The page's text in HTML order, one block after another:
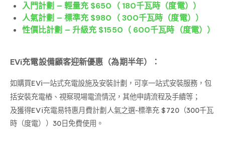
入門計劃 – 輕量充 $650（ 180千瓦時（度電））
人氣計劃 – 標準充 $980（ 300千瓦時（度電））
性價比計劃 – 升級充 $1550（ 600千瓦時（度電））
EVi充電設備顧客迎新優惠（為期半年）：
如購買EVi一站式充電設施及安裝計劃，可享一站式安裝服務，包
括安裝充電樁、視察現場電流情況，其他申請流程及手續等；
及獲得EVi充電易特惠月費計劃人氣之選-標準充 $720（300千瓦
時（度電））30日免費使用。